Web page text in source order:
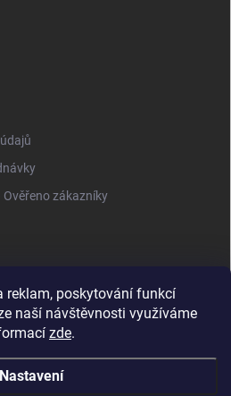
reklam, poskytování funkcí
naší návštěvnosti využíváme
zde.
Nastavení
zákazníky
Anipet.sk